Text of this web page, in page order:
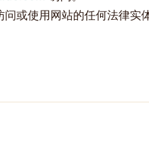
或使用网站的任何法律实体